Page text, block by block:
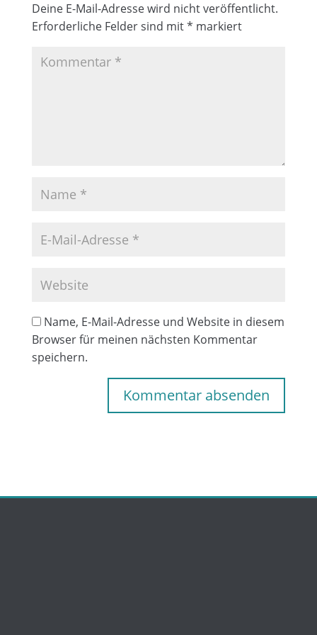
Deine E-Mail-Adresse wird nicht veröffentlicht.
Erforderliche Felder sind mit* markiert
Name, E-Mail-Adresse und Website in diesem
Browser für meinen nächsten Kommentar
speichern.